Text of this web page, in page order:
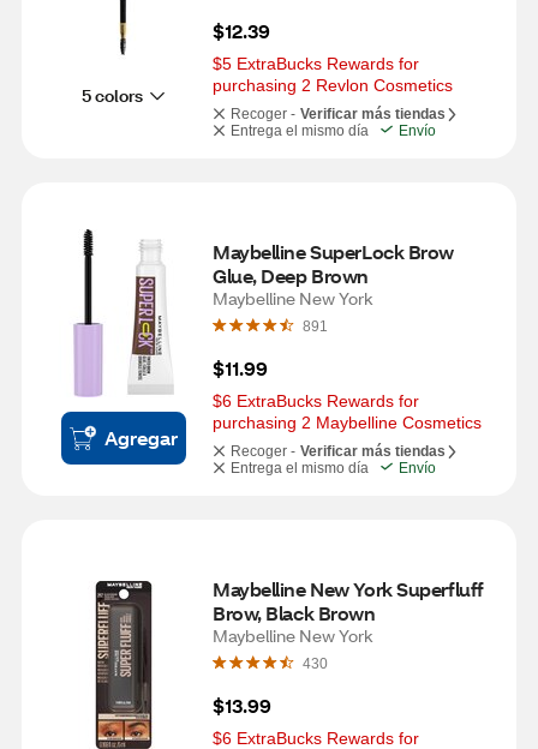
5 colors
$12.39
$5 ExtraBucks Rewards for
purchasing 2 Revlon Cosmetics
Recoger - Verificar más tiendas
Entrega el mismo día
Envío
Agregar
Maybelline SuperLock Brow
Glue, Deep Brown
Maybelline New York
891
$11.99
$6 ExtraBucks Rewards for
purchasing 2 Maybelline Cosmetics
Recoger - Verificar más tiendas
Entrega el mismo día
Envío
Maybelline New York Superfluff
Brow, Black Brown
Maybelline New York
430
$13.99
$6 ExtraBucks Rewards for